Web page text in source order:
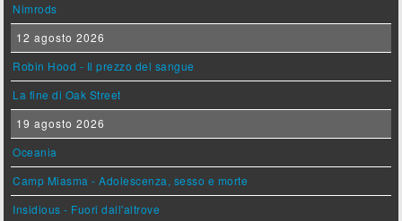
Nimrods
12 agosto 2026
Robin Hood - Il prezzo del sangue
La fine di Oak Street
19 agosto 2026
Oceania
Camp Miasma - Adolescenza, sesso e morte
Insidious - Fuori dall'altrove